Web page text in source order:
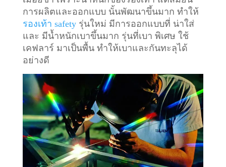
การผลิตและออกแบบ นั้นพัฒนาขึ้นมาก ทำให้
รองเท้า safetyรุ่นใหม่ มีการออกแบบที่ น่าใส่
และ มีน้ำหนักเบาขึ้นมาก รุ่นที่เบา พิเศษ ใช้
เคฟลาร์ มาเป็นพื้น ทำให้เบาและกันทะลุได้
อย่างดี